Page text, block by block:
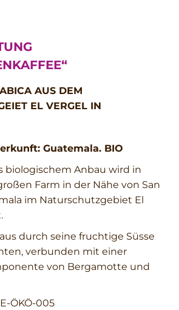
AUS DEM
EL VERGEL IN
Guatemala. BIO
biologischem Anbau wird in
Farm in der Nähe von San
im Naturschutzgebiet El
durch seine fruchtige Süsse
verbunden mit einer
von Bergamotte und
ÖKÖ-005